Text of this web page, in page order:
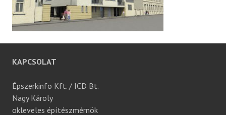
KAPCSOLAT
Épszerkinfo Kft. / ICD Bt.
Nagy Károly
okleveles építészmérnök